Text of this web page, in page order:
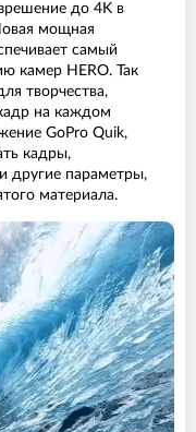
до 4K в
мощная
самый
камер HERO. Так
творчества,
на каждом
GoPro Quik,
кадры,
другие параметры,
материала.